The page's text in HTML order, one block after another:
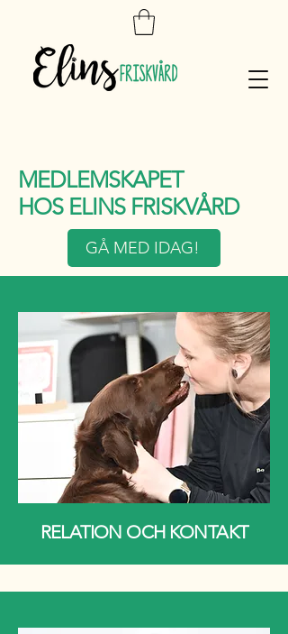
MEDLEMSKAPET
HOS ELINS FRISKVÅRD
GÅ MED IDAG!
RELATION OCH KONTAKT